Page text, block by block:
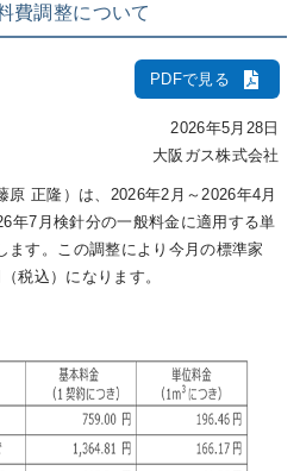
企業情報
のお客さま
費調整について
PDFで見る
2026年5月28日
大阪ガス株式会社
正隆）は、2026年2月～2026年4月
年7月検針分の一般料金に適用する単
ます。この調整により今月の標準家
税込）になります。